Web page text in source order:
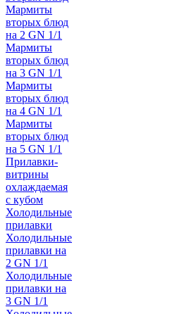
Мармиты
вторых блюд
на 2 GN 1/1
Мармиты
вторых блюд
на 3 GN 1/1
Мармиты
вторых блюд
на 4 GN 1/1
Мармиты
вторых блюд
на 5 GN 1/1
Прилавки-
витрины
охлаждаемая
с кубом
Холодильные
прилавки
Холодильные
прилавки на
2 GN 1/1
Холодильные
прилавки на
3 GN 1/1